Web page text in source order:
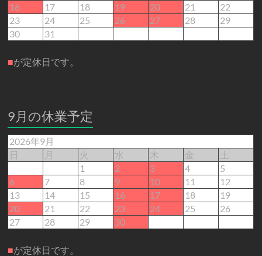
16
17 18 19 20 21
22
23
24 25 26 27 28
29
30
31
■が定休日です。
9月の休業予定
2026年9月
日
月 火 水 木 金
土
1
2 3 4
5
6
7 8 9 10 11
12
13
14 15 16 17 18
19
20
21 22 23 24 25
26
27
28 29 30
■が定休日です。